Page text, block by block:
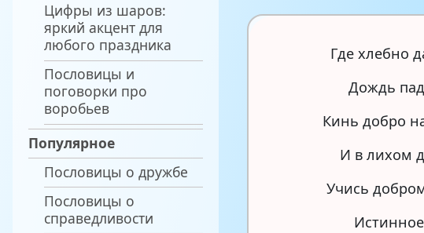
Цифры из шаров:
яркий акцент для
любого праздника
Пословицы и
поговорки про
воробьев
Популярное
Пословицы о дружбе
Пословицы о
справедливости
Где хлебно
Дождь
Кинь добро
И в лихом
Учись